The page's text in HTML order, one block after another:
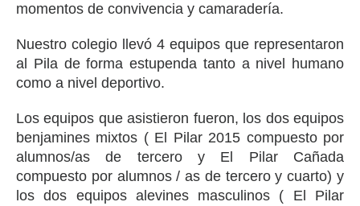
momentos de convivencia y camaradería.
Nuestro colegio llevó 4 equipos que representaron
al Pila de forma estupenda tanto a nivel humano
como a nivel deportivo.
Los equipos que asistieron fueron, los dos equipos
benjamines mixtos ( El Pilar 2015 compuesto por
alumnos/as de tercero y El Pilar Cañada
compuesto por alumnos / as de tercero y cuarto) y
los dos equipos alevines masculinos ( El Pilar